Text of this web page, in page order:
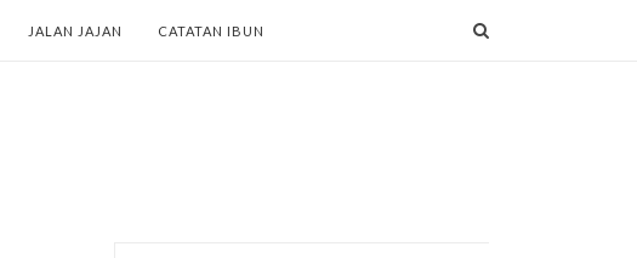
JALAN JAJAN CATATAN IBUN